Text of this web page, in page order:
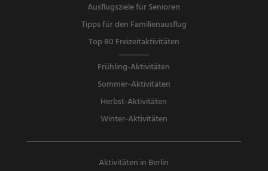
Ausflugsziele für Senioren
Tipps für den Familienausflug
Top 80 Freizeitaktivitäten
Frühling-Aktivitäten
Sommer-Aktivitäten
Herbst-Aktivitäten
Winter-Aktivitäten
Aktivitäten in Berlin